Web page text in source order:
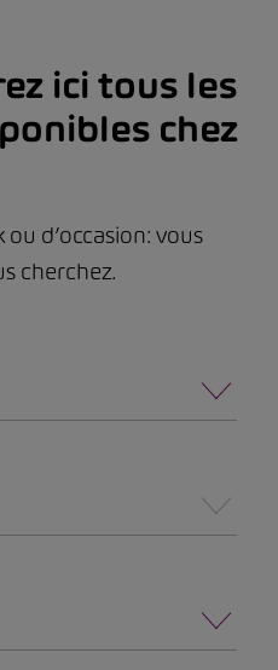
ici tous les
chez
d’occasion: vous
cherchez.